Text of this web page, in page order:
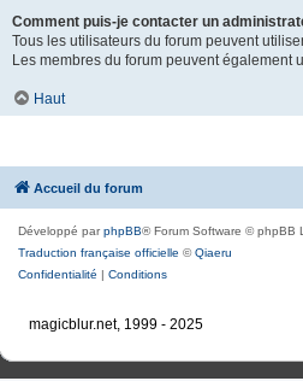
Comment puis-je contacter un
Tous les utilisateurs du forum peuvent
Les membres du forum peuvent également
Haut
Accueil du forum
Développé parphpBB® Forum Software © phpBB
Traduction française officielle ©Qiaeru
Confidentialité | Conditions
magicblur.net, 1999 - 2025